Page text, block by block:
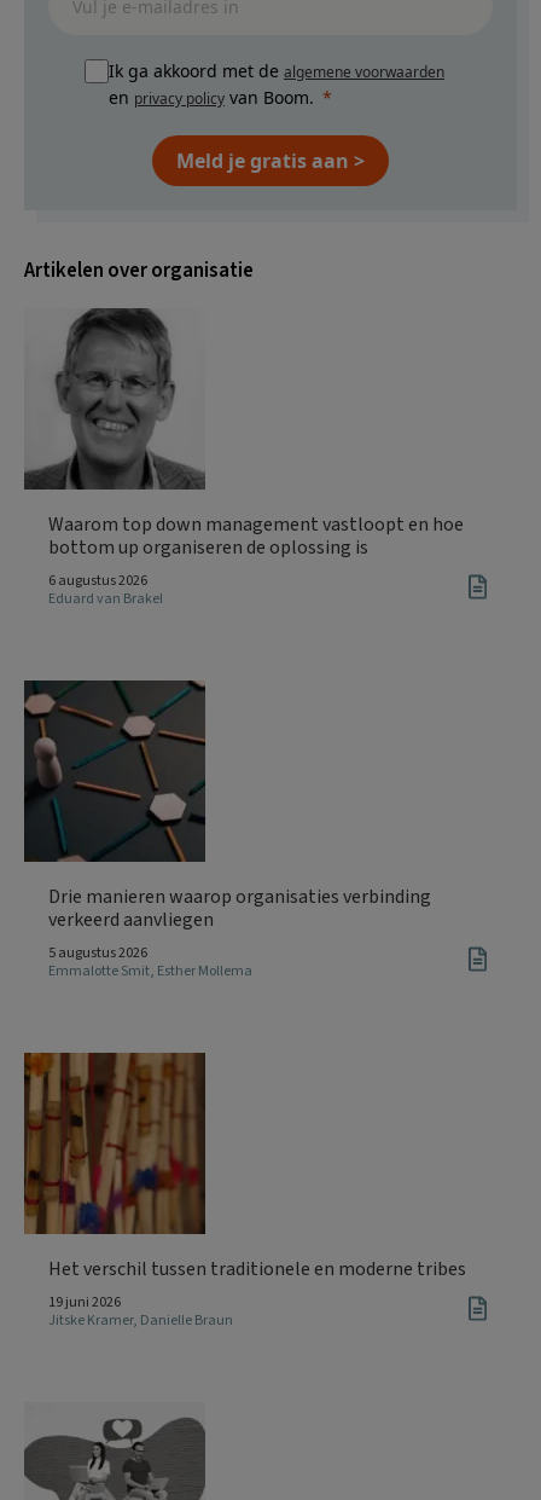
Ik ga akkoord met de algemene voorwaarden
en privacy policy van Boom.
Meld je gratis aan >
Artikelen over organisatie
Waarom top down management vastloopt en hoe
bottom up organiseren de oplossing is
6 augustus 2026
Eduard van Brakel
Drie manieren waarop organisaties verbinding
verkeerd aanvliegen
5 augustus 2026
Emmalotte Smit, Esther Mollema
Het verschil tussen traditionele en moderne tribes
19 juni 2026
Jitske Kramer, Danielle Braun